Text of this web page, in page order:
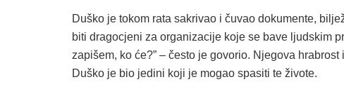
Duško je tokom rata sakrivao i čuvao dokumente,
biti dragocjeni za organizacije koje se bave ljudskim
zapišem, ko će?” – često je govorio. Njegova
Duško je bio jedini koji je mogao spasiti te živote.